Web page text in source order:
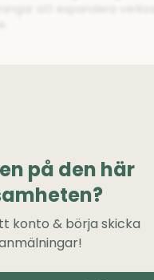
på den här
konto & börja skicka